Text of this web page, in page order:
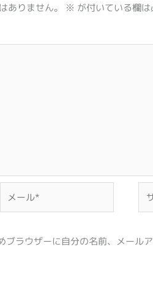
ありません。 ※ が付いている欄
ブラウザーに自分の名前、メール